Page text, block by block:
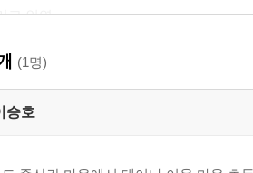
고 인연
좁아요!
다시 만난 친구
(1명)
승호